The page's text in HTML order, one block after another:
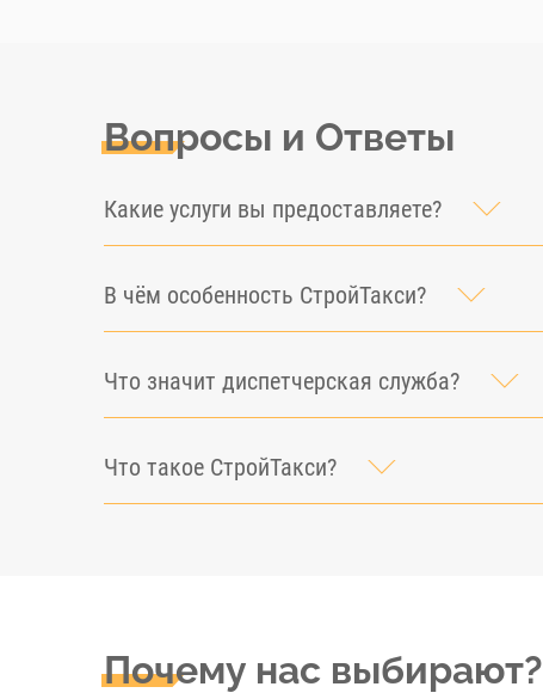
Вопросы и Ответы
Какие услуги вы предоставляете?
В чём особенность СтройТакси?
Что значит диспетчерская служба?
Что такое СтройТакси?
Почему нас выбирают?